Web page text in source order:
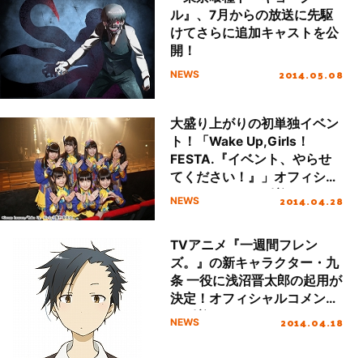
ル』、7月からの放送に先駆
けてさらに追加キャストを公
開！
NEWS 2014.05.08
大盛り上がりの初単独イベン
ト！「Wake Up,Girls！
FESTA.『イベント、やらせ
てください！』」オフィシャ
ル・レポートが到着！
NEWS 2014.04.28
TVアニメ『一週間フレン
ズ。』の新キャラクター・九
条 一役に浅沼晋太郎の起用が
決定！オフィシャルコメント
も到着！
NEWS 2014.04.18